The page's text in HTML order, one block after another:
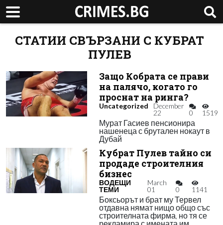
СТАТИИ СВЪРЗАНИ С КУБРАТ
ПУЛЕВ
Защо Кобрата се прави
на палячо, когато го
проснат на ринга?
Uncategorized
December
22
0 1519
Мурат Гасиев пенсионира
нашенеца с брутален нокаут в
Дубай
Кубрат Пулев тайно си
продаде строителния
бизнес
ВОДЕЩИ
ТЕМИ
March
01
0 1141
Боксьорът и брат му Тервел
отдавна нямат нищо общо със
строителната фирма, но тя се